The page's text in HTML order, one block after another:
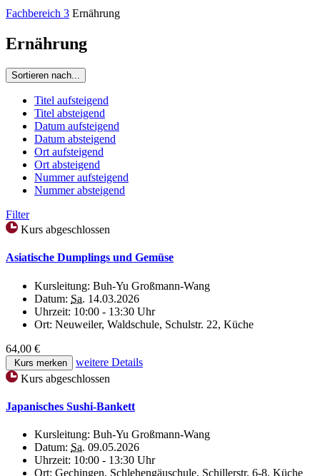
Fachbereich 3 Ernährung
Ernährung
Sortieren nach...
Titel aufsteigend
Titel absteigend
Datum aufsteigend
Datum absteigend
Ort aufsteigend
Ort absteigend
Nummer aufsteigend
Nummer absteigend
Filter
Kurs abgeschlossen
Asiatische Dumplings und Gemüse
Kursleitung: Buh-Yu Großmann-Wang
Datum: Sa. 14.03.2026
Uhrzeit: 10:00 - 13:30 Uhr
Ort: Neuweiler, Waldschule, Schulstr. 22, Küche
64,00 €
Kurs merken
weitere Details
Kurs abgeschlossen
Japanisches Sushi-Bankett
Kursleitung: Buh-Yu Großmann-Wang
Datum: Sa. 09.05.2026
Uhrzeit: 10:00 - 13:30 Uhr
Ort: Gechingen, Schlehengäuschule, Schillerstr. 6-8, Küche